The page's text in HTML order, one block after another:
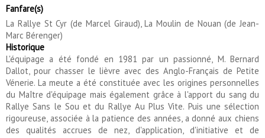
Fanfare(s)
La Rallye St Cyr (de Marcel Giraud), La Moulin de Nouan (de Jean-
Marc Bérenger)
Historique
L'équipage a été fondé en 1981 par un passionné, M. Bernard
Dallot, pour chasser le lièvre avec des Anglo-Français de Petite
Vénerie. La meute a été constituée avec les origines personnelles
du Maître d'équipage mais également grâce à l'apport du sang du
Rallye Sans le Sou et du Rallye Au Plus Vite. Puis une sélection
rigoureuse, associée à la patience des années, a donné aux chiens
des qualités accrues de nez, d'application, d'initiative et de